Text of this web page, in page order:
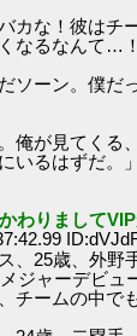
カな！彼はチ
なるなんて…！
ソーン。僕だ
俺が見てくる
いるはずだ。」
わりまして
、25歳、外野
ジャーデビュ
チームの中で